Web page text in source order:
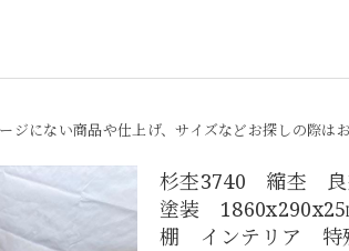
ジにない商品や仕上げ、サイズなどお探しの際は
杉杢3740 縮杢
塗装
棚 インテリア